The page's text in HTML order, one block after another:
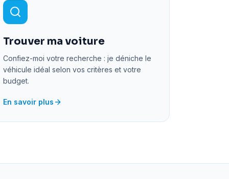
Trouver ma voiture
Confiez-moi votre recherche : je déniche le
véhicule idéal selon vos critères et votre
budget.
En savoir plus